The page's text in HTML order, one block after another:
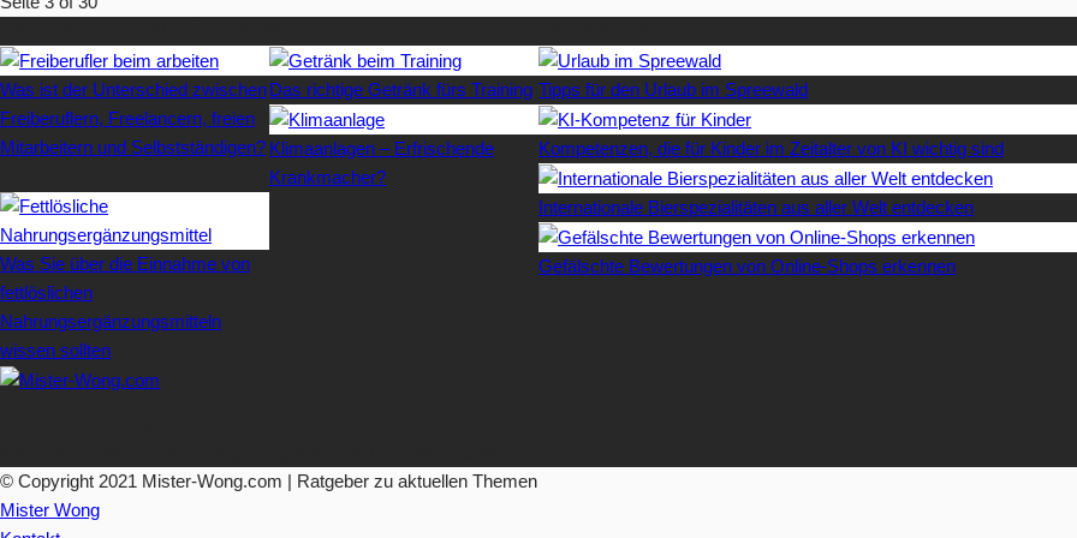
Was ist der Unterschied zwischen
Freiberuflern, Freelancern, freien
Mitarbeitern und Selbstständigen?
Das richtige Getränk fürs Training
Klimaanlagen – Erfrischende
Krankmacher?
Was Sie über die Einnahme von
fettlöslichen
Nahrungsergänzungsmitteln
wissen sollten
Tipps für den Urlaub im Spreewald
Kompetenzen, die für Kinder im Zeitalter von KI wichtig sind
Internationale Bierspezialitäten aus aller Welt entdecken
Gefälschte Bewertungen von Online-Shops erkennen
© Copyright 2021 Mister-Wong.com | Ratgeber zu aktuellen Themen
Mister Wong